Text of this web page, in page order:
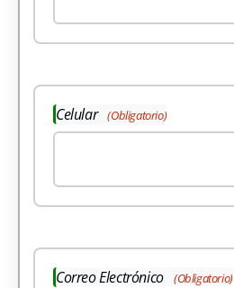
Celular (Obligatorio)
Correo Electrónico (Obligatorio)